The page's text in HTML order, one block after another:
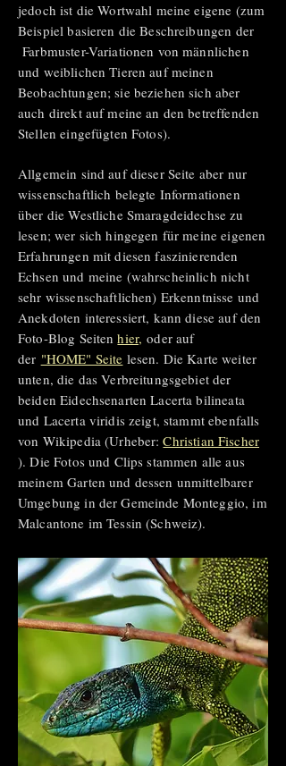
jedoch ist die Wortwahl meine eigene (zum
Beispiel basieren die Beschreibungen der
Farbmuster-Variationen von männlichen
und weiblichen Tieren auf meinen
Beobachtungen; sie beziehen sich aber
auch direkt auf meine an den betreffenden
Stellen eingefügten Fotos).
Allgemein sind auf dieser Seite aber nur
wissenschaftlich belegte Informationen
über die Westliche Smaragdeidechse zu
lesen; wer sich hingegen für meine eigenen
Erfahrungen mit diesen faszinierenden
Echsen und meine (wahrscheinlich nicht
sehr wissenschaftlichen) Erkenntnisse und
Anekdoten interessiert, kann diese auf den
Foto-Blog Seiten hier,oder auf
der "HOME" Seite lesen. Die Karte weiter
unten, die das Verbreitungsgebiet der
beiden Eidechsenarten Lacerta bilineata
und Lacerta viridis zeigt, stammt ebenfalls
von Wikipedia (Urheber: Christian Fischer
). Die Fotos und Clips stammen alle aus
meinem Garten und dessen unmittelbarer
Umgebung in der Gemeinde Monteggio, im
Malcantone im Tessin (Schweiz).